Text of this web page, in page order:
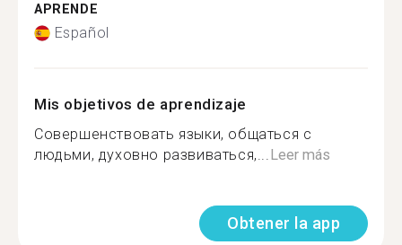
APRENDE
Español
Mis objetivos de aprendizaje
Совершенствовать языки, общаться с
людьми, духовно развиваться,...Leer más
Obtener la app